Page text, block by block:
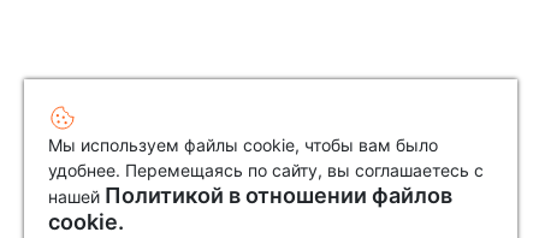
Мы используем файлы cookie, чтобы вам было
удобнее. Перемещаясь по сайту, вы соглашаетесь с
нашей Политикой в отношении файлов
cookie.